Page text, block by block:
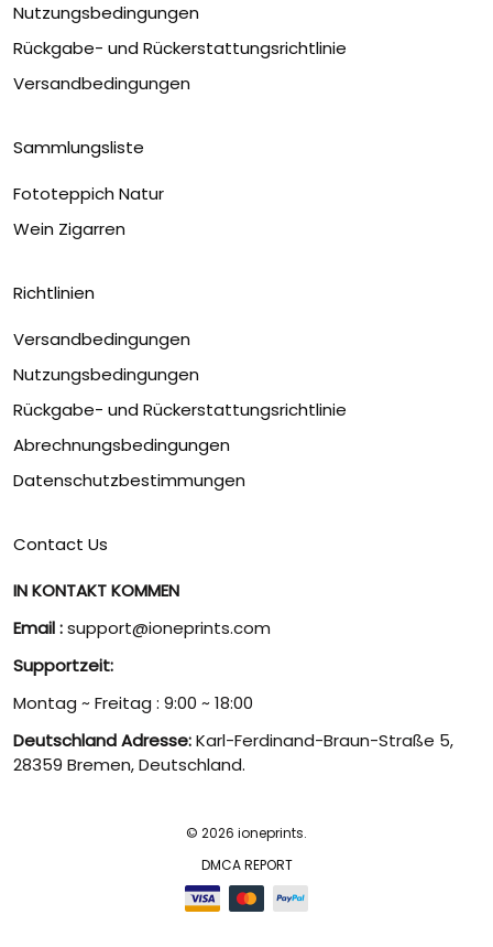
Nutzungsbedingungen
Rückgabe- und Rückerstattungsrichtlinie
Versandbedingungen
Sammlungsliste
Fototeppich Natur
Wein Zigarren
Richtlinien
Versandbedingungen
Nutzungsbedingungen
Rückgabe- und Rückerstattungsrichtlinie
Abrechnungsbedingungen
Datenschutzbestimmungen
Contact Us
IN KONTAKT KOMMEN
Email :support@ioneprints.com
Supportzeit:
Montag ~ Freitag : 9:00 ~ 18:00
Deutschland Adresse:Karl-Ferdinand-Braun-Straße 5,
28359 Bremen, Deutschland.
© 2026 ioneprints.
DMCA REPORT